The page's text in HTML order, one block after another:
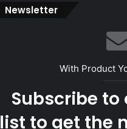
Newsletter
With Product
Subscribe
list to get the